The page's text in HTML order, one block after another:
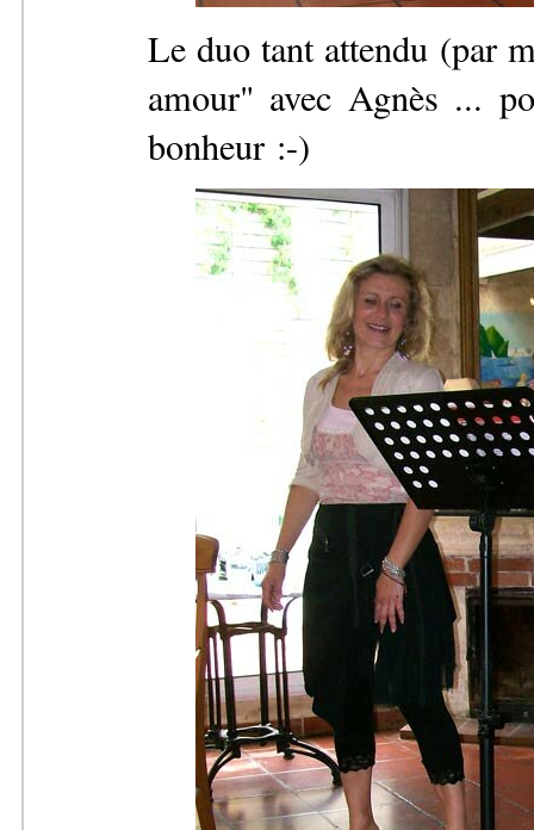
Le duo tant attendu (par
amour" avec Agnès ...
bonheur :-)